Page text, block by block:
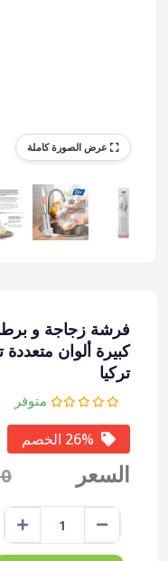
فرشة زجاجة و
تركيا
متوفر
السعر